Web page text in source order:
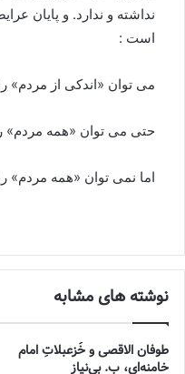
نداشته و ندارد. و پایان
است :
می توان «اندکی از مردم»
حتی می توان «همه مردم»
اما نمی توان «همه مردم»
نوشته های مشابه
طوفان الاقصی و خُزعبلاتِ امام
خامنه‌ای، ب. بی‌نیاز